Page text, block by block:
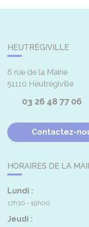
HEUTRÉGIVILLE
6 rue de la Mairie
51110 Heutrégiville
03 26 48 77 06
Contactez-
HORAIRES DE LA
Lundi :
17h30 - 19h00
Jeudi :